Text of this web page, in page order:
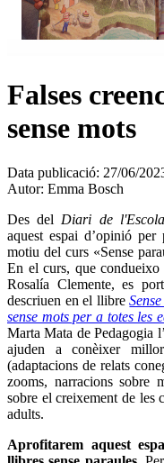
Falses
sense mots
Data publicació: 27/06/
Autor: Emma Bosch
Des del Diari de
aquest espai d’opinió
motiu del curs «Sense
En el curs, que condueixo
Rosalía Clemente, es
descriuen en el llibre
sense mots per a totes les
Marta Mata de Pedagogia
ajuden a conèixer
(adaptacions de relats
zooms, narracions sobre
sobre el creixement de les
adults.
Aprofitarem aquest